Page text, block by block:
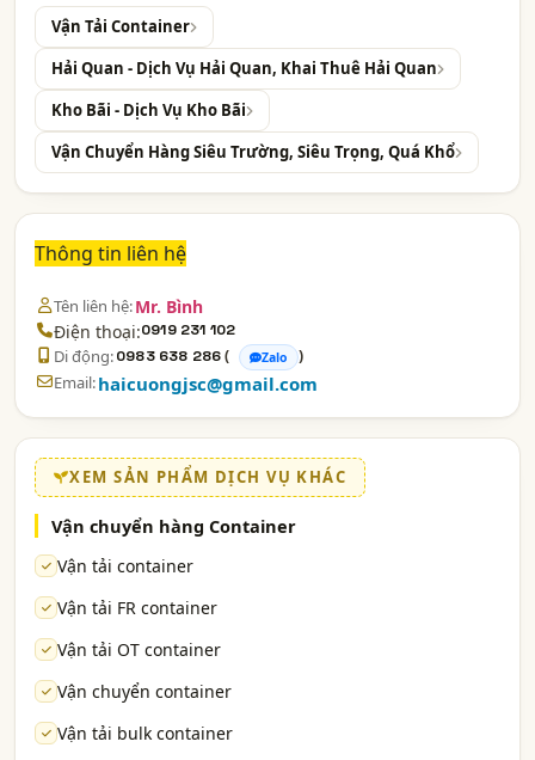
Vận Tải Container
Hải Quan - Dịch Vụ Hải Quan, Khai Thuê Hải Quan
Kho Bãi - Dịch Vụ Kho Bãi
Vận Chuyển Hàng Siêu Trường, Siêu Trọng, Quá Khổ
Thông tin liên hệ
Tên liên hệ:Mr. Bình
Điện thoại:0919 231 102
Di động:0983 638 286( Zalo )
Email:haicuongjsc@gmail.com
XEM SẢN PHẨM DỊCH VỤ KHÁC
Vận chuyển hàng Container
Vận tải container
Vận tải FR container
Vận tải OT container
Vận chuyển container
Vận tải bulk container